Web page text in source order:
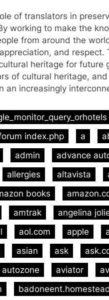
of translators in
working to make the
from around the
and
heritage for future
of cultural heritage,
an increasingly
index.php
a
admin advance
allergies altavista
books
amtrak angelina
aol.com apple
asian ask
autozone aviator